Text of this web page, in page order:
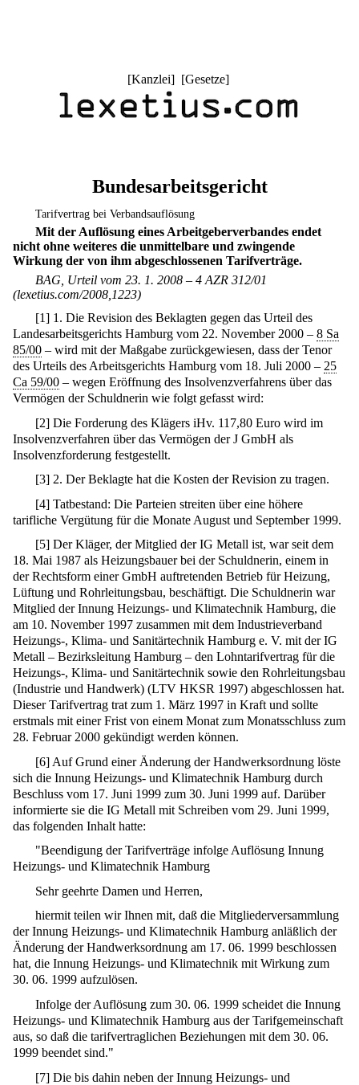
[Kanzlei] [Gesetze]
Bundesarbeitsgericht
Tarifvertrag bei Verbandsauflösung
Mit der Auflösung eines Arbeitgeberverbandes endet
nicht ohne weiteres die unmittelbare und zwingende
Wirkung der von ihm abgeschlossenen Tarifverträge.
BAG, Urteil vom 23. 1. 2008 – 4 AZR 312/01
(lexetius.com/2008,1223)
[1] 1. Die Revision des Beklagten gegen das Urteil des
Landesarbeitsgerichts Hamburg vom 22. November 2000 – 8 Sa
85/00 – wird mit der Maßgabe zurückgewiesen, dass der Tenor
des Urteils des Arbeitsgerichts Hamburg vom 18. Juli 2000 – 25
Ca 59/00 – wegen Eröffnung des Insolvenzverfahrens über das
Vermögen der Schuldnerin wie folgt gefasst wird:
[2] Die Forderung des Klägers iHv. 117,80 Euro wird im
Insolvenzverfahren über das Vermögen der J GmbH als
Insolvenzforderung festgestellt.
[3] 2. Der Beklagte hat die Kosten der Revision zu tragen.
[4] Tatbestand: Die Parteien streiten über eine höhere
tarifliche Vergütung für die Monate August und September 1999.
[5] Der Kläger, der Mitglied der IG Metall ist, war seit dem
18. Mai 1987 als Heizungsbauer bei der Schuldnerin, einem in
der Rechtsform einer GmbH auftretenden Betrieb für Heizung,
Lüftung und Rohrleitungsbau, beschäftigt. Die Schuldnerin war
Mitglied der Innung Heizungs- und Klimatechnik Hamburg, die
am 10. November 1997 zusammen mit dem Industrieverband
Heizungs-, Klima- und Sanitärtechnik Hamburg e. V. mit der IG
Metall – Bezirksleitung Hamburg – den Lohntarifvertrag für die
Heizungs-, Klima- und Sanitärtechnik sowie den Rohrleitungsbau
(Industrie und Handwerk) (LTV HKSR 1997) abgeschlossen hat.
Dieser Tarifvertrag trat zum 1. März 1997 in Kraft und sollte
erstmals mit einer Frist von einem Monat zum Monatsschluss zum
28. Februar 2000 gekündigt werden können.
[6] Auf Grund einer Änderung der Handwerksordnung löste
sich die Innung Heizungs- und Klimatechnik Hamburg durch
Beschluss vom 17. Juni 1999 zum 30. Juni 1999 auf. Darüber
informierte sie die IG Metall mit Schreiben vom 29. Juni 1999,
das folgenden Inhalt hatte:
"Beendigung der Tarifverträge infolge Auflösung Innung
Heizungs- und Klimatechnik Hamburg
Sehr geehrte Damen und Herren,
hiermit teilen wir Ihnen mit, daß die Mitgliederversammlung
der Innung Heizungs- und Klimatechnik Hamburg anläßlich der
Änderung der Handwerksordnung am 17. 06. 1999 beschlossen
hat, die Innung Heizungs- und Klimatechnik mit Wirkung zum
30. 06. 1999 aufzulösen.
Infolge der Auflösung zum 30. 06. 1999 scheidet die Innung
Heizungs- und Klimatechnik Hamburg aus der Tarifgemeinschaft
aus, so daß die tarifvertraglichen Beziehungen mit dem 30. 06.
1999 beendet sind."
[7] Die bis dahin neben der Innung Heizungs- und